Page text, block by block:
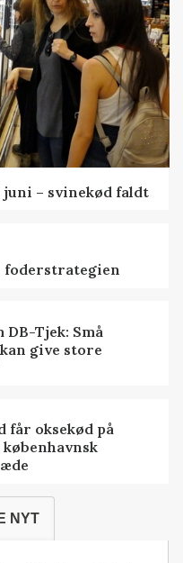
juni – svinekød faldt
foderstrategien
DB-Tjek: Små
give store
får oksekød på
NYT